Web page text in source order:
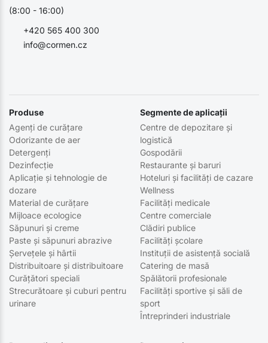
info@cormen.cz
+420 565 400 300
(8:00 - 16:00)
Produse
Agenți de curățare
Odorizante de aer
Detergenți
Dezinfecție
Aplicație și tehnologie de
dozare
Material de curățare
Mijloace ecologice
Săpunuri și creme
Paste și săpunuri abrazive
Șervețele și hârtii
Distribuitoare și distribuitoare
Curățători speciali
Strecurătoare și cuburi pentru
urinare
Segmente de aplicații
Centre de depozitare și
logistică
Gospodării
Restaurante și baruri
Hoteluri și facilități de cazare
Wellness
Facilități medicale
Centre comerciale
Clădiri publice
Facilități școlare
Instituții de asistență socială
Catering de masă
Spălătorii profesionale
Facilități sportive și săli de
sport
Întreprinderi industriale